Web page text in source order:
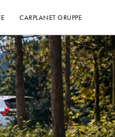
CARPLANET GRUPPE